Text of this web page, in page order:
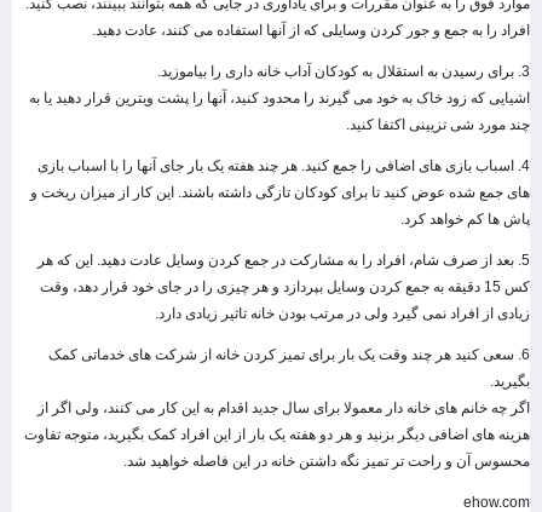
موارد فوق را به عنوان مقررات و برای یادآوری در جایی که همه بتوانند ببینند، نصب کنید.
افراد را به جمع و جور کردن وسایلی که از آنها استفاده می کنند، عادت دهید.
3. برای رسیدن به استقلال به کودکان آداب خانه داری را بیاموزید.
اشیایی که زود خاک به خود می گیرند را محدود کنید، آنها را پشت ویترین قرار دهید یا به
چند مورد شی تزیینی اکتفا کنید.
4. اسباب بازی های اضافی را جمع کنید. هر چند هفته یک بار جای آنها را با اسباب بازی
های جمع شده عوض کنید تا برای کودکان تازگی داشته باشند. این کار از میزان ریخت و
پاش ها کم خواهد کرد.
5. بعد از صرف شام، افراد را به مشارکت در جمع کردن وسایل عادت دهید. این که هر
کس 15 دقیقه به جمع کردن وسایل بپردازد و هر چیزی را در جای خود قرار دهد، وقت
زیادی از افراد نمی گیرد ولی در مرتب بودن خانه تاثیر زیادی دارد.
6. سعی کنید هر چند وقت یک بار برای تمیز کردن خانه از شرکت های خدماتی کمک
بگیرید.
اگر چه خانم های خانه دار معمولا برای سال جدید اقدام به این کار می کنند، ولی اگر از
هزینه های اضافی دیگر بزنید و هر دو هفته یک بار از این افراد کمک بگیرید، متوجه تفاوت
محسوس آن و راحت تر تمیز نگه داشتن خانه در این فاصله خواهید شد.
ehow.com